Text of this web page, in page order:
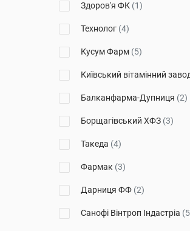
Здоров'я ФК (1)
Технолог (4)
Кусум Фарм (5)
Київський вітамінний
Балканфарма-Дупниця (2)
Борщагівський ХФЗ (3)
Такеда (4)
Фармак (3)
Дарниця ФФ (2)
Санофі Вінтроп Індастріа